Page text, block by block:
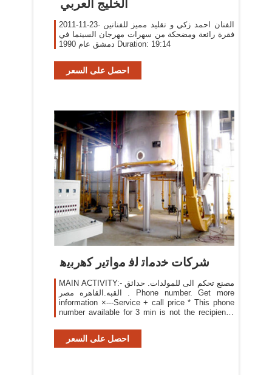
الخليج العربي
2011-11-23· الفنان احمد زكي و تقليد مميز للفنانين
فقرة رائعة ومضحكة من سهرات مهرجان السينما في
دمشق عام 1990 Duration: 19:14
احصل على السعر
شركات ﺧﺩﻣﺍﺗ ﻟﻓ ﻣﻭﺍﺗﻳﺭ ﻛﻫﺭﺑﻳﻫ
MAIN ACTIVITY:- مصنع تحكم الى للمولدات. حدائق
القبه.القاهره مصر . Phone number. Get more
information ×---Service + call price * This phone
number available for 3 min is not the recipient’s
put you through to that person. This service is
produced by Kompass. Why this number ?
احصل على السعر